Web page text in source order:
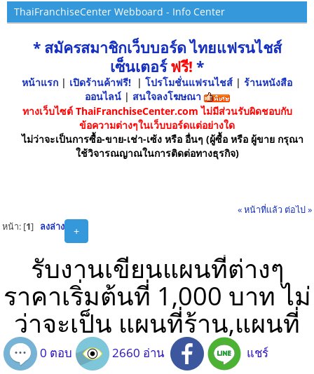
ThaiFranchiseCenter Webboard - Info Center
* สมัครสมาชิกเว็บบอร์ด ไทยแฟรนไชส์
เซ็นเตอร์ฟรี! *
หน้าแรก | เปิดร้านค้าฟรี! | โปรโมชั่นแฟรนไชส์ | ร้านหนังสือ
ออนไลน์ | สนใจลงโฆษณา
ทางเว็บไซต์ ThaiFranchiseCenter.com ไม่มีส่วนรับผิดชอบกับ
ข้อความต่างๆในเว็บบอร์ดแต่อย่างใด
ไม่ว่าจะเป็นการซื้อ-ขาย-เช่า-เซ้ง หรือ อื่นๆ (ผู้ซื้อ หรือ ผู้ขาย กรุณา
ใช้วิจารณญาณในการติดต่อทางธุรกิจ)
« หน้าที่แล้ว ต่อไป »
+
หน้า: [1] ลงล่าง
รับงานเขียนแผนที่ต่างๆ
ราคาเริ่มต้นที่ 1,000 บาท ไม่
ว่าจะเป็น แผนที่ร้าน,แผนที่
0 ตอบ 2660 อ่าน แชร์